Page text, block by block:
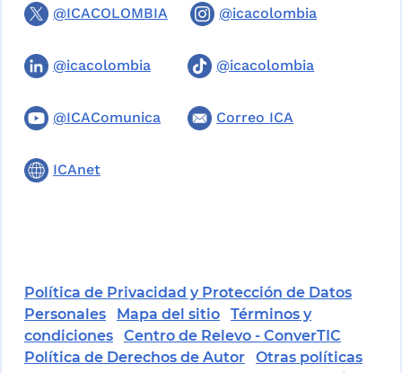
@ICACOLOMBIA @icacolombia
@icacolombia @icacolombia
@ICAComunica Correo ICA
ICAnet
Política de Privacidad y Protección de Datos
Personales
Mapa del sitio
Términos y
condiciones
Centro de Relevo - ConverTIC
Política de Derechos de Autor
Otras políticas